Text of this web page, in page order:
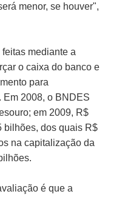
menor, se houver",
mediante a
o caixa do banco e
para
Em 2008, o BNDES
em 2009, R$
bilhões, dos quais R$
na capitalização da
é que a